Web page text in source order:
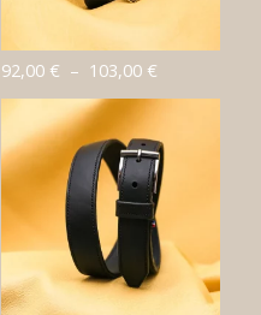
92,00 € – 103,00 €Plage
de
92,00 €
à
103,00 €